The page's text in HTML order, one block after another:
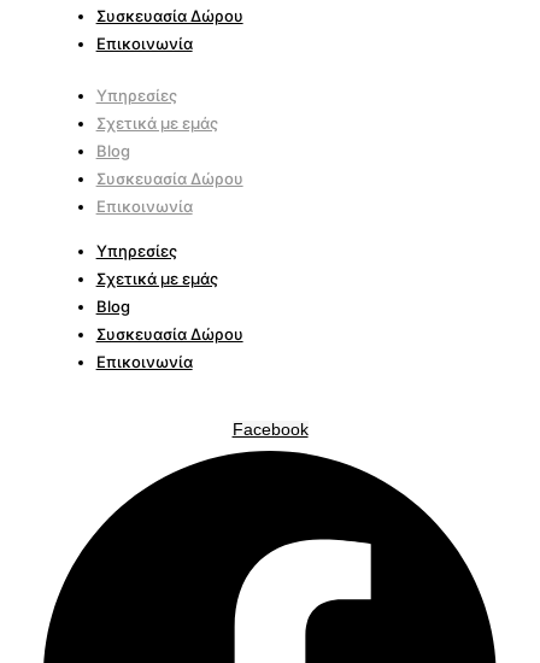
Συσκευασία Δώρου
Επικοινωνία
Υπηρεσίες
Σχετικά με εμάς
Blog
Συσκευασία Δώρου
Επικοινωνία
Υπηρεσίες
Σχετικά με εμάς
Blog
Συσκευασία Δώρου
Επικοινωνία
Facebook